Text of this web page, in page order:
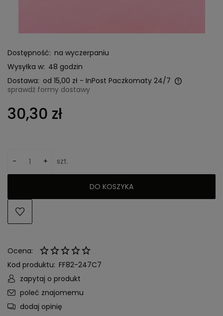
Dostępność: na wyczerpaniu
Wysyłka w: 48 godzin
Dostawa: od 15,00 zł - InPost Paczkomaty 24/7
Cena nie zawiera ewentualnych kosztów płatności
sprawdź formy dostawy
30,30 zł
- + szt.
DO KOSZYKA
Ocena:
Kod produktu: FF82-247C7
zapytaj o produkt
poleć znajomemu
dodaj opinię